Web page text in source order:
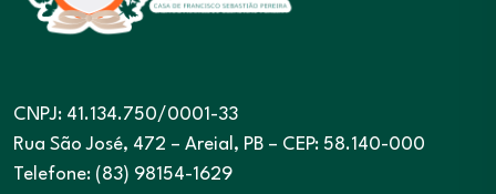
CNPJ: 41.134.750/0001-33
Rua São José, 472 – Areial, PB – CEP: 58.140-000
Telefone: (83) 98154-1629